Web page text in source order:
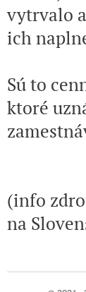
vytrvalo
ich
Sú to
ktoré
(info
na